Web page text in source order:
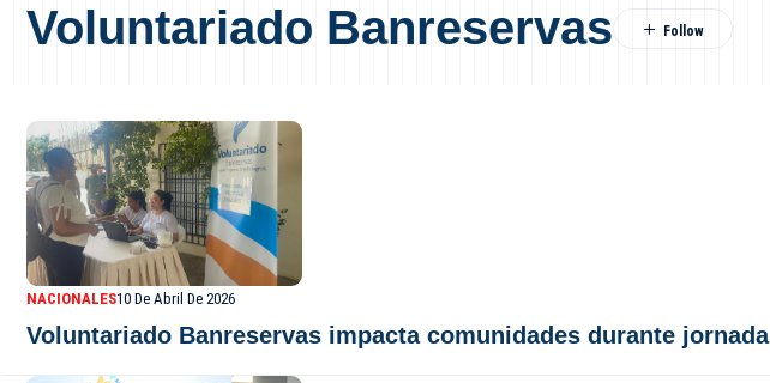
Voluntariado Banreservas
NACIONALES10 De Abril De 2026
Voluntariado Banreservas impacta comunidades durante